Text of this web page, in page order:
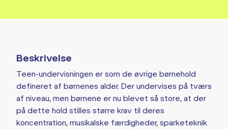
Beskrivelse
Teen-undervisningen er som de øvrige børnehold
defineret af børnenes alder. Der undervises på tværs
af niveau, men børnene er nu blevet så store, at der
på dette hold stilles større krav til deres
koncentration, musikalske færdigheder, sparketeknik